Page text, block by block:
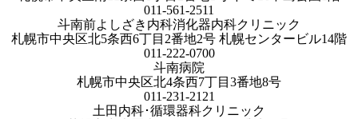
011-561-2511
斗南前よしざき内科消化器内科クリニック
札幌市中央区北5条西6丁目2番地2号 札幌センタービル14階
011-222-0700
斗南病院
札幌市中央区北4条西7丁目3番地8号
011-231-2121
土田内科･循環器科クリニック